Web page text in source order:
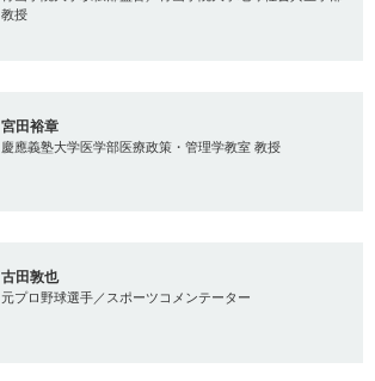
教授
宮田裕章
慶應義塾大学医学部医療政策・管理学教室 教授
古田敦也
元プロ野球選手／スポーツコメンテーター